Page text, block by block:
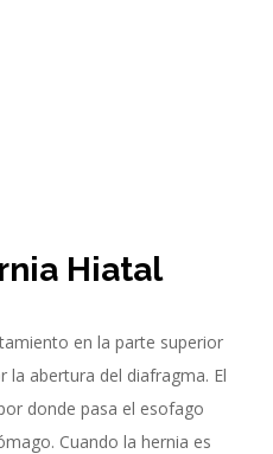
Hiatal
en la parte superior
abertura del diafragma. El
donde pasa el esofago
Cuando la hernia es